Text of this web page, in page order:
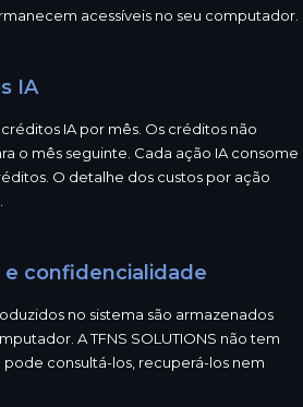
acessíveis no seu computador.
IA
IA por mês. Os créditos não
o mês seguinte. Cada ação IA consome
O detalhe dos custos por ação
confidencialidade
no sistema são armazenados
A TFNS SOLUTIONS não tem
pode consultá-los, recuperá-los nem